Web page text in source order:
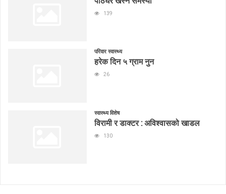
139
परिवार स्वास्थ्य
हरेक दिन ५ ग्राम नुन
26
स्वास्थ्य विशेष
विरामी र डाक्टर : अविश्वासको खाडल
130